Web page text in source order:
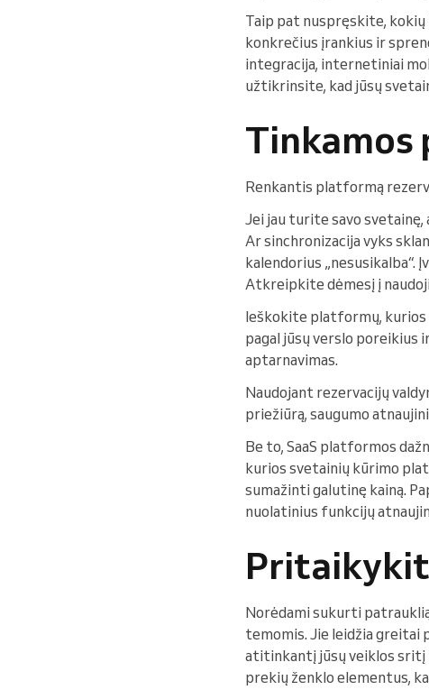
Taip pat nuspręskite,
konkrečius įrankius ir
integracija, internetiniai
užtikrinsite, kad jūsų
Tinkamos
Renkantis platformą
Jei jau turite savo
Ar sinchronizacija vyks
kalendorius
Atkreipkite dėmesį į
Ieškokite platformų, kurios
pagal jūsų verslo poreikius
aptarnavimas.
Naudojant rezervacijų
priežiūrą, saugumo
Be to, SaaS platformos
kurios svetainių kūrimo
sumažinti galutinę kainą.
nuolatinius funkcijų
Norėdami sukurti
temomis. Jie leidžia greitai
atitinkantį jūsų veiklos sritį
prekių ženklo elementus,